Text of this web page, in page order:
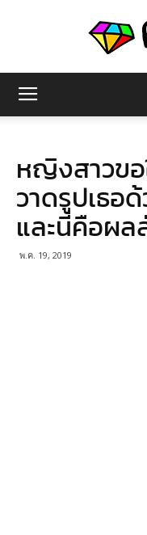
หญิงสาวข
วาดรูปเธอ
และนี่คือผ
พ.ค. 19, 2019